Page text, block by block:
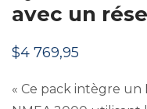
avec un
$4 769,95
« Ce pack intègre un